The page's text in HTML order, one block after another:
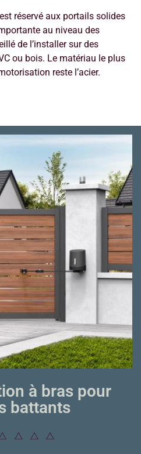
réservé aux portails solides
au niveau des
de l’installer sur des
ou bois. Le matériau le plus
reste l’acier.
à bras pour
battants